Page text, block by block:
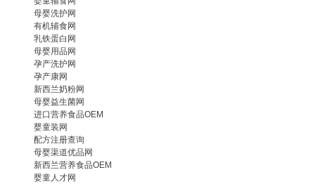
母婴洗护网
有机辅食网
乳铁蛋白网
母婴用品网
孕产洗护网
孕产康网
新西兰奶粉网
母婴益生菌网
进口营养食品OEM
婴童装网
配方注册查询
母婴渠道优品网
新西兰营养食品OEM
婴童人才网